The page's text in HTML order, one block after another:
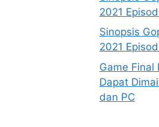
2021
Sinopsis
2021
Game Final
Dapat
dan PC